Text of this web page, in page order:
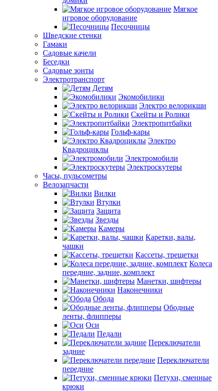
Мягкое
игровое оборудование
Песочницы
Шведские стенки
Гамаки
Садовые качели
Беседки
Садовые зонты
Электротранспорт
Детям
Экомобилики
Электро велорикши
Скейты и Ролики
Электропитбайки
Гольф-кары
Электро
Квадроциклы
Электромобили
Электроскутеры
Часы, пульсометры
Велозапчасти
Вилки
Втулки
Защита
Звезды
Камеры
Каретки, валы,
чашки
Кассеты, трещетки
Колеса
передние, задние, комплект
Манетки, шифтеры
Наконечники
Обода
Ободные
ленты, флипперы
Оси
Педали
Переключатели
задние
Переключатели
передние
Петухи, сменные
крюки